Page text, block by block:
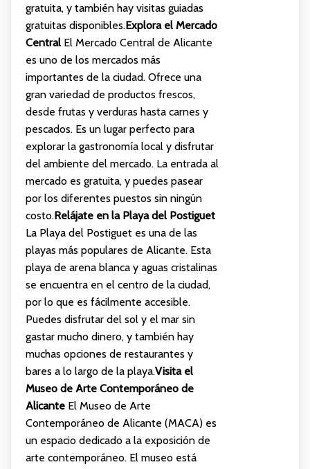
gratuita, y también hay visitas guiadas
gratuitas disponibles.Explora el Mercado
CentralEl Mercado Central de Alicante
es uno de los mercados más
importantes de la ciudad. Ofrece una
gran variedad de productos frescos,
desde frutas y verduras hasta carnes y
pescados. Es un lugar perfecto para
explorar la gastronomía local y disfrutar
del ambiente del mercado. La entrada al
mercado es gratuita, y puedes pasear
por los diferentes puestos sin ningún
costo.Relájate en la Playa del Postiguet
La Playa del Postiguet es una de las
playas más populares de Alicante. Esta
playa de arena blanca y aguas cristalinas
se encuentra en el centro de la ciudad,
por lo que es fácilmente accesible.
Puedes disfrutar del sol y el mar sin
gastar mucho dinero, y también hay
muchas opciones de restaurantes y
bares a lo largo de la playa.Visita el
Museo de Arte Contemporáneo de
AlicanteEl Museo de Arte
Contemporáneo de Alicante (MACA) es
un espacio dedicado a la exposición de
arte contemporáneo. El museo está